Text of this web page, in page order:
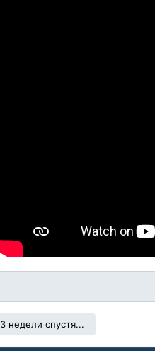
3 недели спустя...